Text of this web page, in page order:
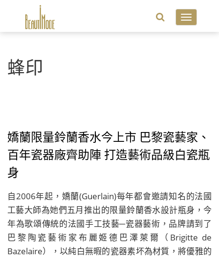
Toggle
蜂印
嬌蘭限量鈴蘭香水今上市 巴黎瓷藝家、
百年瓷器廠齊助陣 打造藝術品級白瓷瓶
身
自2006年起，嬌蘭(Guerlain)每年都會邀請知名的法國
工藝大師為她們五月推出的限量鈴蘭香水設計瓶身，今
年為歌頌傳統的法國手工技藝─瓷器藝術，品牌請到了
巴黎陶瓷藝術家布麗姬德巴澤萊爾（Brigitte de
Bazelaire），以純白無暇的瓷器素坏為材質，將優雅的